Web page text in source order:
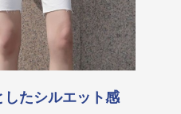
したシルエット感